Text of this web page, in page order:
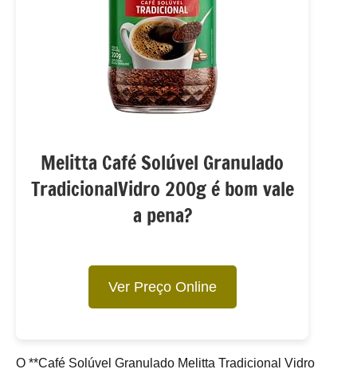
Melitta Café Solúvel Granulado
TradicionalVidro 200g é bom vale
a pena?
Ver Preço Online
O **Café Solúvel Granulado Melitta Tradicional Vidro